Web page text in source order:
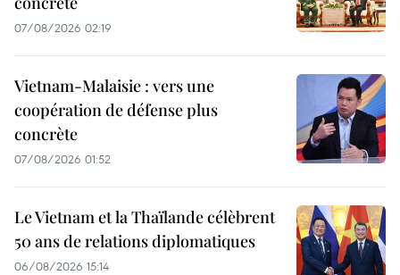
07/08/2026 02:19
Vietnam-Malaisie : vers une
coopération de défense plus
concrète
07/08/2026 01:52
Le Vietnam et la Thaïlande célèbrent
50 ans de relations diplomatiques
06/08/2026 15:14